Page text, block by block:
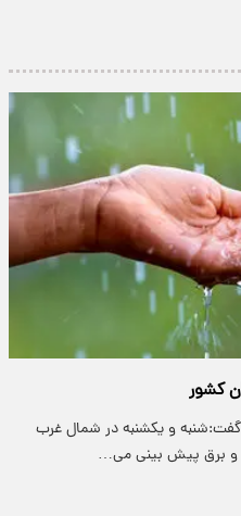
و یکشنبه در شمال غرب
و برق پیش بینی می…